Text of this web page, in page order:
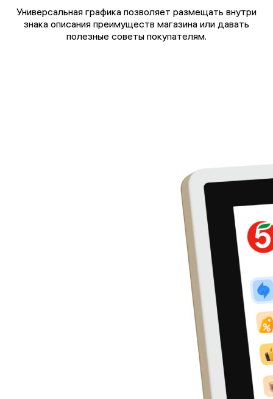
Универсальная графика позволяет размещать внутри
знака описания преимуществ магазина или давать
полезные советы покупателям.